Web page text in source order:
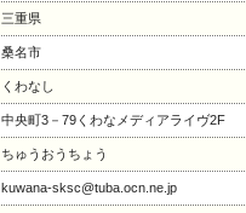
三重県
桑名市
くわなし
中央町3－79くわなメディアライヴ2F
ちゅうおうちょう
kuwana-sksc@tuba.ocn.ne.jp